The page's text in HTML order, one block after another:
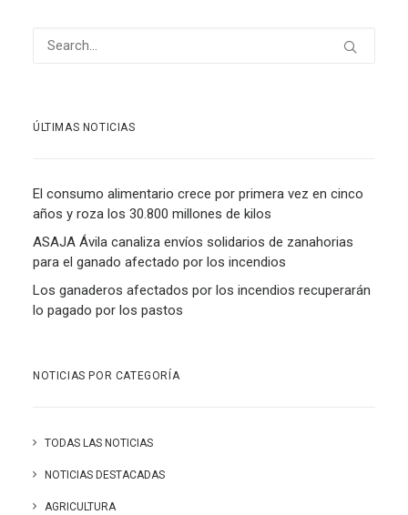
ÚLTIMAS NOTICIAS
El consumo alimentario crece por primera vez en cinco
años y roza los 30.800 millones de kilos
ASAJA Ávila canaliza envíos solidarios de zanahorias
para el ganado afectado por los incendios
Los ganaderos afectados por los incendios recuperarán
lo pagado por los pastos
NOTICIAS POR CATEGORÍA
TODAS LAS NOTICIAS
NOTICIAS DESTACADAS
AGRICULTURA